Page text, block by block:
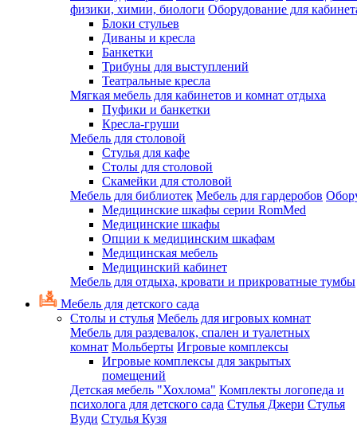
физики, химии, биологи Оборудование для
Блоки стульев
Диваны и кресла
Банкетки
Трибуны для выступлений
Театральные кресла
Мягкая мебель для кабинетов и комнат отдыха
Пуфики и банкетки
Кресла-груши
Мебель для столовой
Cтулья для кафе
Cтолы для столовой
Скамейки для столовой
Мебель для библиотек Мебель для гардеробов
Медицинские шкафы серии RomMed
Медицинские шкафы
Опции к медицинским шкафам
Медицинская мебель
Медицинский кабинет
Мебель для отдыха, кровати и прикроватные тумбы
Мебель для детского сада
Столы и стулья Мебель для игровых комнат
Мебель для раздевалок, спален и туалетных
комнат Мольберты Игровые комплексы
Игровые комплексы для закрытых
помещений
Детская мебель "Хохлома" Комплекты логопеда и
психолога для детского сада Стулья Джери Стулья
Вуди Стулья Кузя